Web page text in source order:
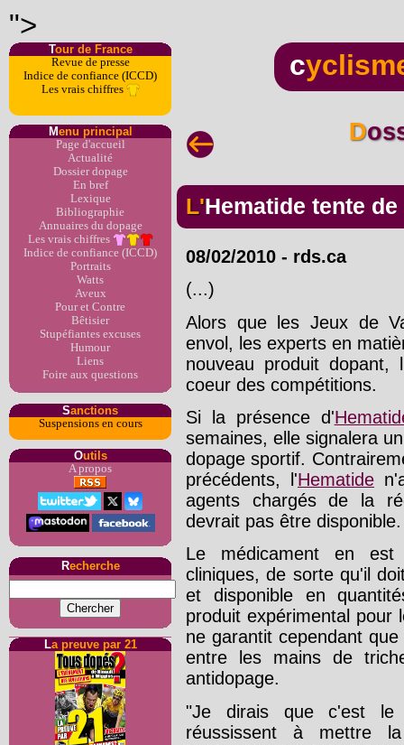
">
Tour de France
Revue de presse
Indice de confiance (ICCD)
Les vrais chiffres
Menu principal
Page d'accueil
Actualité
Dossier dopage
En bref
Lexique
Bibliographie
Annuaires du dopage
Les vrais chiffres
Indice de confiance (ICCD)
Portraits
Watts
Aveux
Pour et Contre
Bêtisier
Stupéfiantes excuses
Humour
Liens
Foire aux questions
Sanctions
Suspensions en cours
Outils
A propos
Recherche
La preuve par 21
c
L'Hematide tente
08/02/2010 - rds.ca
(...)
Alors que les Jeux de
envol, les experts en
nouveau produit dopant,
coeur des compétitions.
Si la présence d'
semaines, elle signalera
dopage sportif.
précédents, l'Hematide
agents chargés de la
devrait pas être disponible.
Le médicament en
cliniques, de sorte qu'il
et disponible en
produit expérimental pour
ne garantit cependant
entre les mains de
antidopage.
"Je dirais que c'est le
réussissent à mettre